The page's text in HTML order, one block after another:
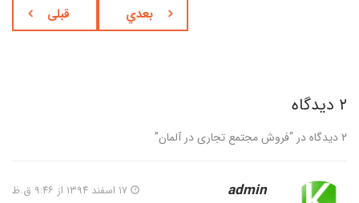
قبلی بعدي
۲ دیدگاه
۲ دیدگاه در “ فروش مجتمع تجاری در آلمان”
admin